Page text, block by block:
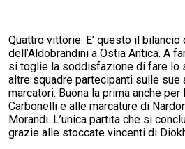
Quattro vittorie. E’ questo il
dell’Aldobrandini a Ostia Antica. A
si toglie la soddisfazione di fare lo
altre squadre partecipanti sulle
marcatori. Buona la prima anche
Carbonelli e alle marcature di
Morandi. L’unica partita che si
grazie alle stoccate vincenti di